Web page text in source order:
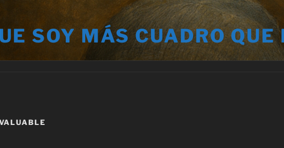
SOY MÁS CUADRO QUE